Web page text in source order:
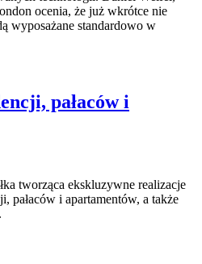
ocenia, że już wkrótce nie
wyposażane standardowo w
pałaców i
tworząca ekskluzywne realizacje
pałaców i apartamentów, a także